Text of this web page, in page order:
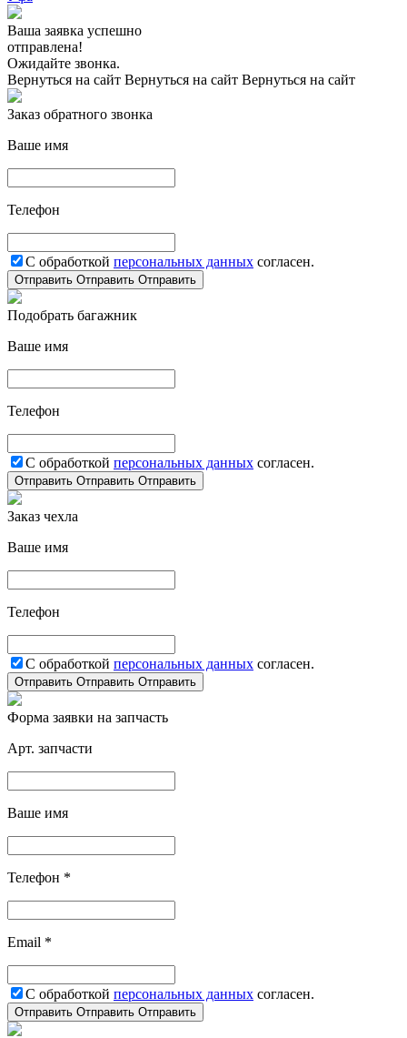
Ваша заявка успешно
отправлена!
Ожидайте звонка.
Вернуться на сайт Вернуться на сайт Вернуться на сайт
Заказ обратного звонка
Ваше имя
Телефон
С обработкой персональных данных согласен.
Отправить Отправить Отправить
Подобрать багажник
Ваше имя
Телефон
С обработкой персональных данных согласен.
Отправить Отправить Отправить
Заказ чехла
Ваше имя
Телефон
С обработкой персональных данных согласен.
Отправить Отправить Отправить
Форма заявки на запчасть
Арт. запчасти
Ваше имя
Телефон *
Email *
С обработкой персональных данных согласен.
Отправить Отправить Отправить